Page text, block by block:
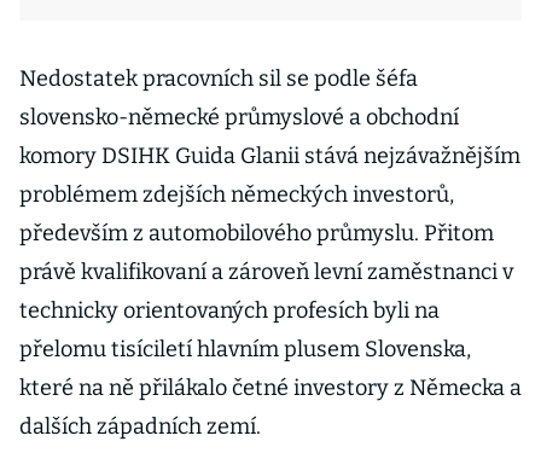
Nedostatek pracovních sil se podle šéfa
slovensko-německé průmyslové a obchodní
komory DSIHK Guida Glanii stává nejzávažnějším
problémem zdejších německých investorů,
především z automobilového průmyslu. Přitom
právě kvalifikovaní a zároveň levní zaměstnanci v
technicky orientovaných profesích byli na
přelomu tisíciletí hlavním plusem Slovenska,
které na ně přilákalo četné investory z Německa a
dalších západních zemí.